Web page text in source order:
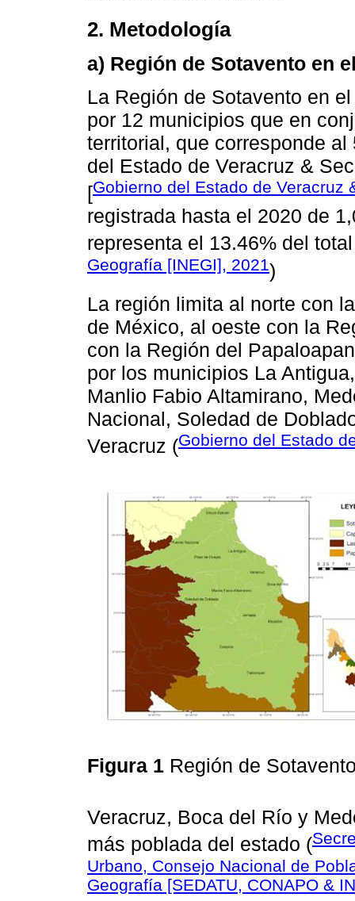
2. Metodología
a) Región de Sotavento en
La Región de Sotavento en
por 12 municipios que en
territorial, que corresponde
del Estado de Veracruz &
[Gobierno del Estado de Veracruz
registrada hasta el 2020 de
representa el 13.46% del
Geografía [INEGI], 2021)
La región limita al norte con
de México, al oeste con la
con la Región del
por los municipios La
Manlio Fabio Altamirano,
Nacional, Soledad de
Veracruz (Gobierno del Estado
Figura 1 Región de
Veracruz, Boca del Río y
más poblada del estado (
Urbano, Consejo Nacional de
Geografía [SEDATU, CONAPO &